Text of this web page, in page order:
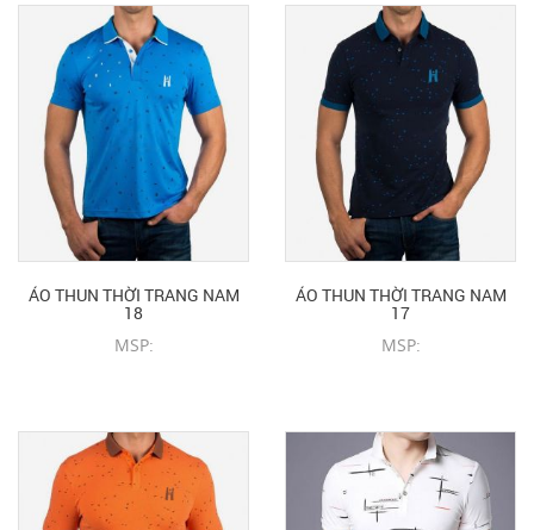
ÁO THUN THỜI TRANG NAM
18
MSP:
ÁO THUN THỜI TRANG NAM
17
MSP: